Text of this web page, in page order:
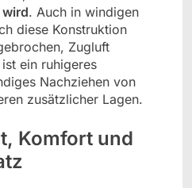
. Auch in windigen
diese Konstruktion
Zugluft
ein ruhigeres
Nachziehen von
zusätzlicher Lagen.
Komfort und